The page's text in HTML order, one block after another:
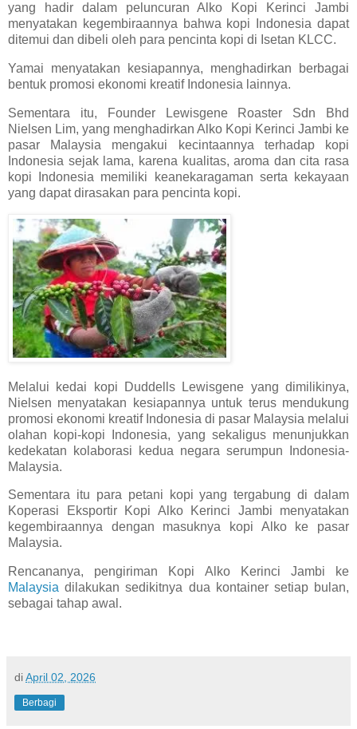
yang hadir dalam peluncuran Alko Kopi Kerinci Jambi
menyatakan kegembiraannya bahwa kopi Indonesia dapat
ditemui dan dibeli oleh para pencinta kopi di Isetan KLCC.
Yamai menyatakan kesiapannya, menghadirkan berbagai
bentuk promosi ekonomi kreatif Indonesia lainnya.
Sementara itu, Founder Lewisgene Roaster Sdn Bhd
Nielsen Lim, yang menghadirkan Alko Kopi Kerinci Jambi ke
pasar Malaysia mengakui kecintaannya terhadap kopi
Indonesia sejak lama, karena kualitas, aroma dan cita rasa
kopi Indonesia memiliki keanekaragaman serta kekayaan
yang dapat dirasakan para pencinta kopi.
Melalui kedai kopi Duddells Lewisgene yang dimilikinya,
Nielsen menyatakan kesiapannya untuk terus mendukung
promosi ekonomi kreatif Indonesia di pasar Malaysia melalui
olahan kopi-kopi Indonesia, yang sekaligus menunjukkan
kedekatan kolaborasi kedua negara serumpun Indonesia-
Malaysia.
Sementara itu para petani kopi yang tergabung di dalam
Koperasi Eksportir Kopi Alko Kerinci Jambi menyatakan
kegembiraannya dengan masuknya kopi Alko ke pasar
Malaysia.
Rencananya, pengiriman Kopi Alko Kerinci Jambi ke
Malaysia dilakukan sedikitnya dua kontainer setiap bulan,
sebagai tahap awal.
diApril 02, 2026
Berbagi